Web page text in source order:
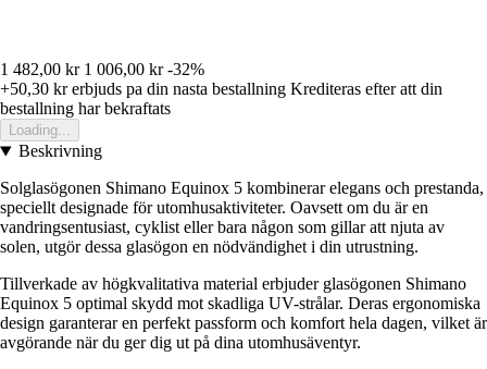
1 482,00 kr 1 006,00 kr -32%
+50,30 krerbjuds pa din nasta bestallning Krediteras efter att din
bestallning har bekraftats
Loading...
Beskrivning
Solglasögonen Shimano Equinox 5 kombinerar elegans och prestanda,
speciellt designade för utomhusaktiviteter. Oavsett om du är en
vandringsentusiast, cyklist eller bara någon som gillar att njuta av
solen, utgör dessa glasögon en nödvändighet i din utrustning.
Tillverkade av högkvalitativa material erbjuder glasögonen Shimano
Equinox 5 optimal skydd mot skadliga UV-strålar. Deras ergonomiska
design garanterar en perfekt passform och komfort hela dagen, vilket är
avgörande när du ger dig ut på dina utomhusäventyr.